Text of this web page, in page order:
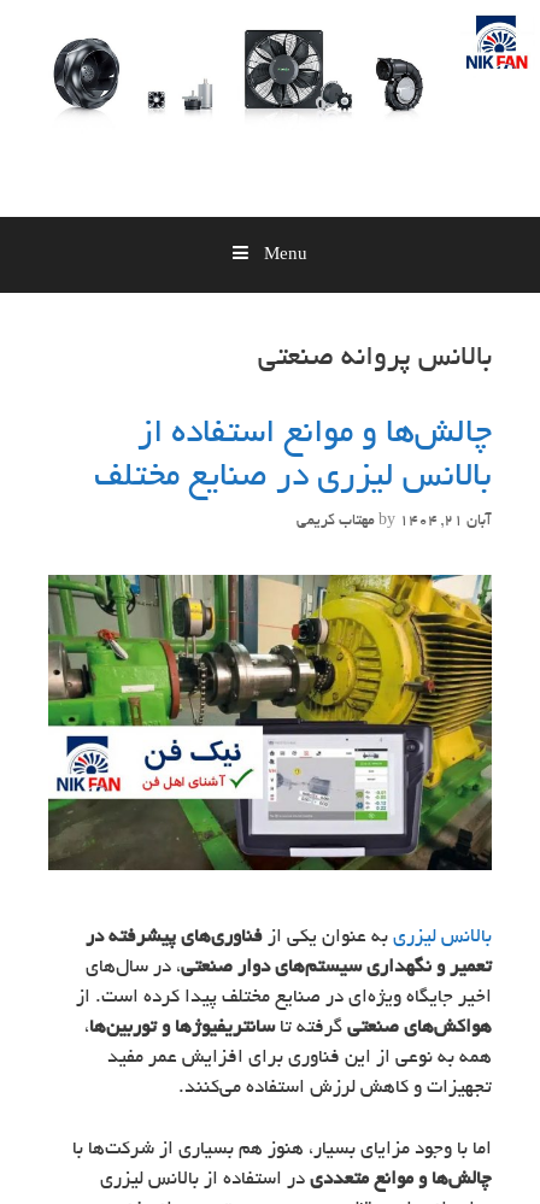
Skip
content
Menu
بالانس پروانه صنعتی
چالش‌ها و موانع استفاده از
بالانس لیزری در صنایع مختلف
آبان 21, 1404 by مهتاب کریمی
بالانس لیزری به عنوان یکی از فناوری‌های پیشرفته در
تعمیر و نگهداری سیستم‌های دوار صنعتی، در سال‌های
اخیر جایگاه ویژه‌ای در صنایع مختلف پیدا کرده است. از
هواکش‌های صنعتی گرفته تاسانتریفیوژها و توربین‌ها،
همه به نوعی از این فناوری برای افزایش عمر مفید
تجهیزات و کاهش لرزش استفاده می‌کنند.
اما با وجود مزایای بسیار، هنوز هم بسیاری از شرکت‌ها با
چالش‌ها و موانع متعددی در استفاده از بالانس لیزری